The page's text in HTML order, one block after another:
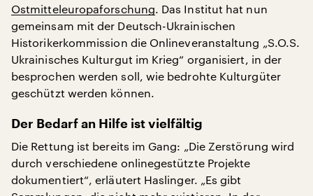
Ostmitteleuropaforschung. Das Institut hat nun
gemeinsam mit der Deutsch-Ukrainischen
Historikerkommission die Onlineveranstaltung „S.O.S.
Ukrainisches Kulturgut im Krieg“ organisiert, in der
besprochen werden soll, wie bedrohte Kulturgüter
geschützt werden können.
Der Bedarf an Hilfe ist vielfältig
Die Rettung ist bereits im Gang: „Die Zerstörung wird
durch verschiedene onlinegestützte Projekte
dokumentiert“, erläutert Haslinger. „Es gibt